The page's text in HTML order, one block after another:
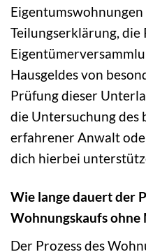
Eigentumswohnungen
Teilungserklärung,
Hausgeldes von
Prüfung dieser
die Untersuchung des
erfahrener Anwalt
dich hierbei
Wie lange dauert der
Wohnungskaufs ohne
Der Prozess des